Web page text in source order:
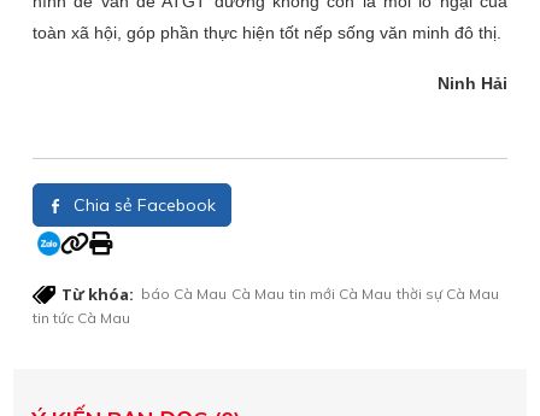
toàn xã hội, góp phần thực hiện tốt nếp sống văn minh đô thị.
Ninh Hải
Chia sẻ Facebook
Từ khóa: báo Cà Mau Cà Mau tin mới Cà Mau thời sự Cà Mau
tin tức Cà Mau